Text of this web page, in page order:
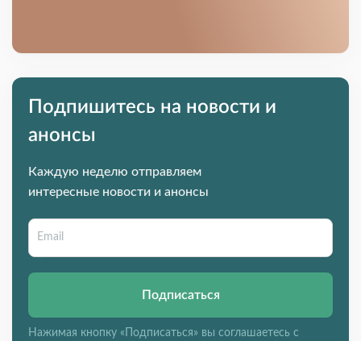
Подпишитесь на новости и
анонсы
Каждую неделю отправляем
интересные новости и анонсы
Подписаться
Нажимая кнопку «Подписаться» вы соглашаетесь с